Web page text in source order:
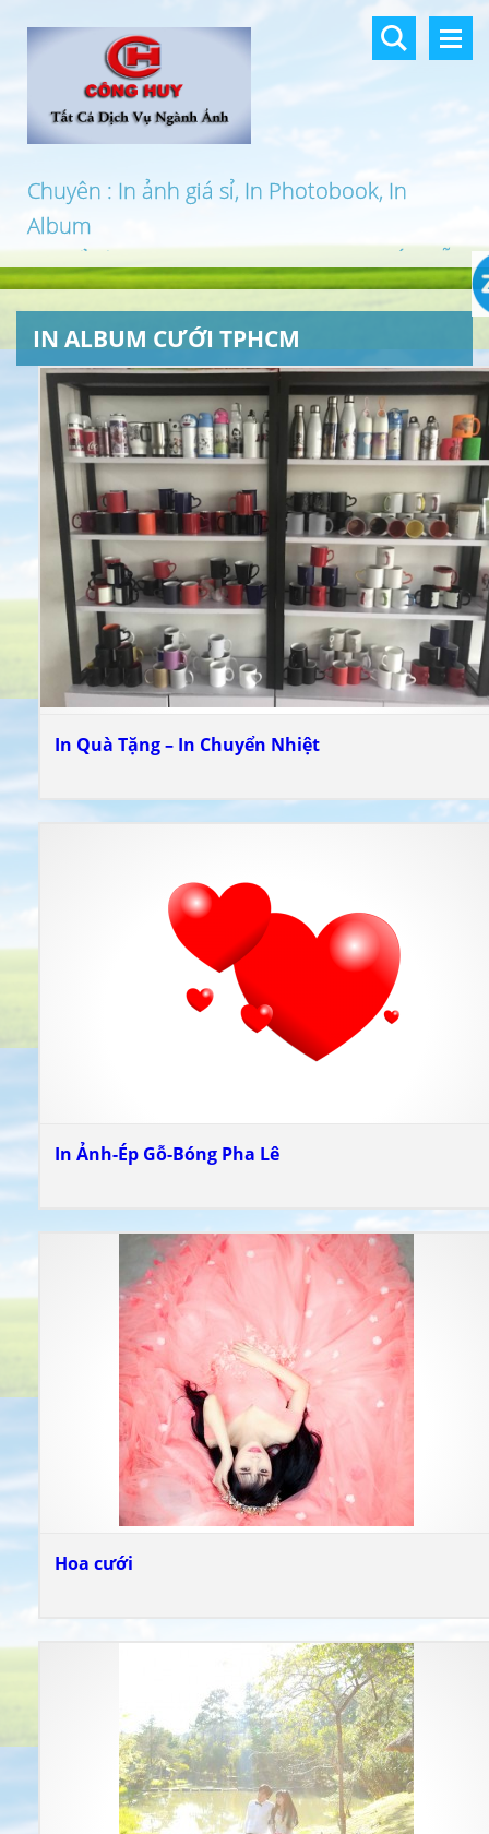
Chuyên : In ảnh giá sỉ, In Photobook, In
Album
In khổ lớn, In UV 3D, In Canvas, In PP, Ép Gỗ
…
IN ALBUM CƯỚI TPHCM
In Quà Tặng – In Chuyển Nhiệt
In Ảnh-Ép Gỗ-Bóng Pha Lê
Hoa cưới